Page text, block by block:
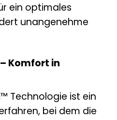
ein optimales
unangenehme
– Komfort in
Technologie ist ein
bei dem die